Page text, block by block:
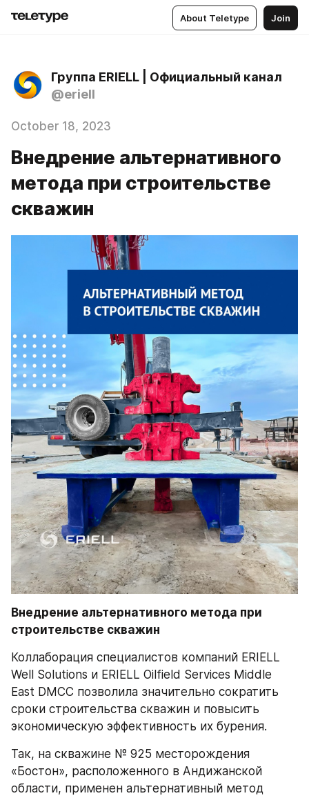
About Teletype Join
Группа ERIELL | Официальный канал
@eriell
October 18, 2023
Внедрение альтернативного
метода при строительстве
скважин
Внедрение альтернативного метода при
строительстве скважин
Коллаборация специалистов компаний ERIELL
Well Solutions и ERIELL Oilfield Services Middle
East DMCC позволила значительно сократить
сроки строительства скважин и повысить
экономическую эффективность их бурения.
Так, на скважине № 925 месторождения
«Бостон», расположенного в Андижанской
области, применен альтернативный метод